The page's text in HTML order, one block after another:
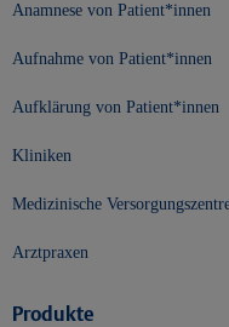
Anamnese von Patient*innen
Aufnahme von Patient*innen
Aufklärung von Patient*innen
Kliniken
Medizinische
Arztpraxen
Produkte